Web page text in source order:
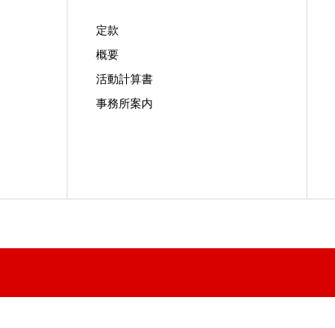
定款
概要
活動計算書
事務所案内